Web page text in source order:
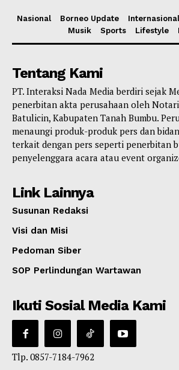
Nasional Borneo Update Internasional
Musik
Sports Lifestyle
Tentang Kami
PT. Interaksi Nada Media berdiri sejak
penerbitan akta perusahaan oleh
Batulicin, Kabupaten Tanah Bumbu.
menaungi produk-produk pers dan
terkait dengan pers seperti penerbitan
penyelenggara acara atau event
Link Lainnya
Susunan Redaksi
Visi dan Misi
Pedoman Siber
SOP Perlindungan Wartawan
Ikuti Sosial Media Kami
Tlp. 0857-7184-7962